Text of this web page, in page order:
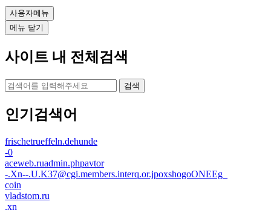
사용자메뉴
메뉴 닫기
사이트 내 전체검색
검색
인기검색어
frischetrueffeln.dehunde
-0
aceweb.ruadmin.phpavtor
-.Xn--.U.K37@cgi.members.interq.or.jpoxshogoONEEg_
coin
vladstom.ru
.xn